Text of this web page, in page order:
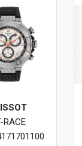
RACE